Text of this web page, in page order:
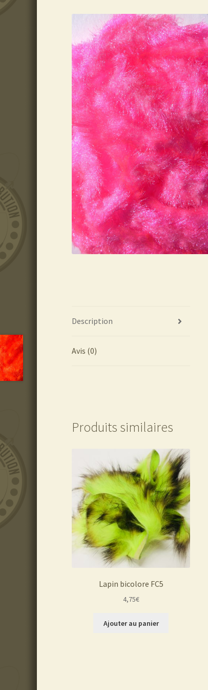
Description
Avis (0)
Produits similaires
Lapin bicolore FC5
4,75€
Ajouter au panier